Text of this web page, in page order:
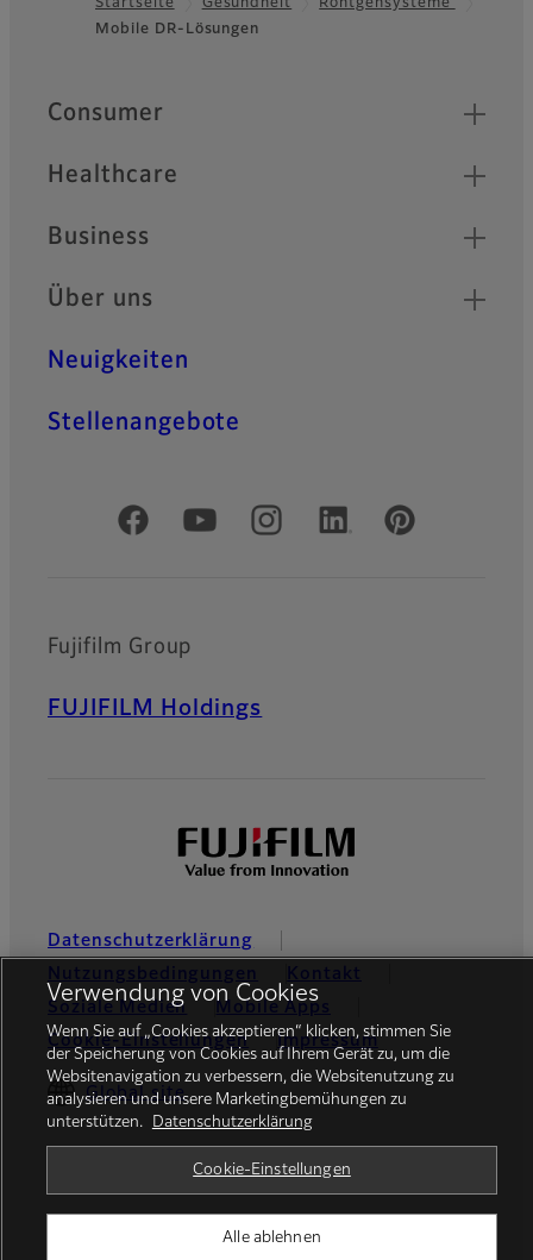
Footer
Startseite Gesundheit
Röntgensysteme
Mobile DR-Lösungen
Quick Links
Consumer
Healthcare
Business
Über uns
Neuigkeiten
Stellenangebote
Offizielle soziale Medien
Fujifilm Group
FUJIFILM Holdings
Datenschutzerklärung
Nutzungsbedingungen
Kontakt
Soziale Medien
Mobile Apps
Cookie-Einstellungen
Impressum
Global site
© FUJIFILM Europe GmbH
Verwendung von Cookies
Wenn Sie auf „Cookies akzeptieren“ klicken, stimmen Sie
der Speicherung von Cookies auf Ihrem Gerät zu, um die
Websitenavigation zu verbessern, die Websitenutzung zu
analysieren und unsere Marketingbemühungen zu
unterstützen.
Datenschutzerklärung
Cookie-Einstellungen
Alle ablehnen